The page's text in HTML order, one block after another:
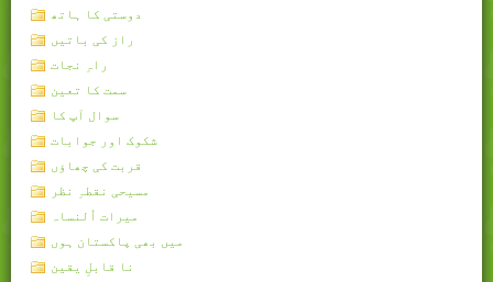
دوستی کا ہاتھ
راز کی باتیں
راہِ نجات
سمت کا تعین
سوال آپ کا
شکوک اور جوابات
قربت کی چھاؤں
مسیحی نقطہِ نظر
میرات اُلنساہ
میں بھی پاکستان ہوں
نا قابلِ یقین